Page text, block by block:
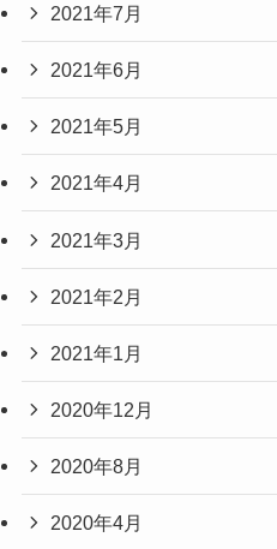
2021年7月
2021年6月
2021年5月
2021年4月
2021年3月
2021年2月
2021年1月
2020年12月
2020年8月
2020年4月